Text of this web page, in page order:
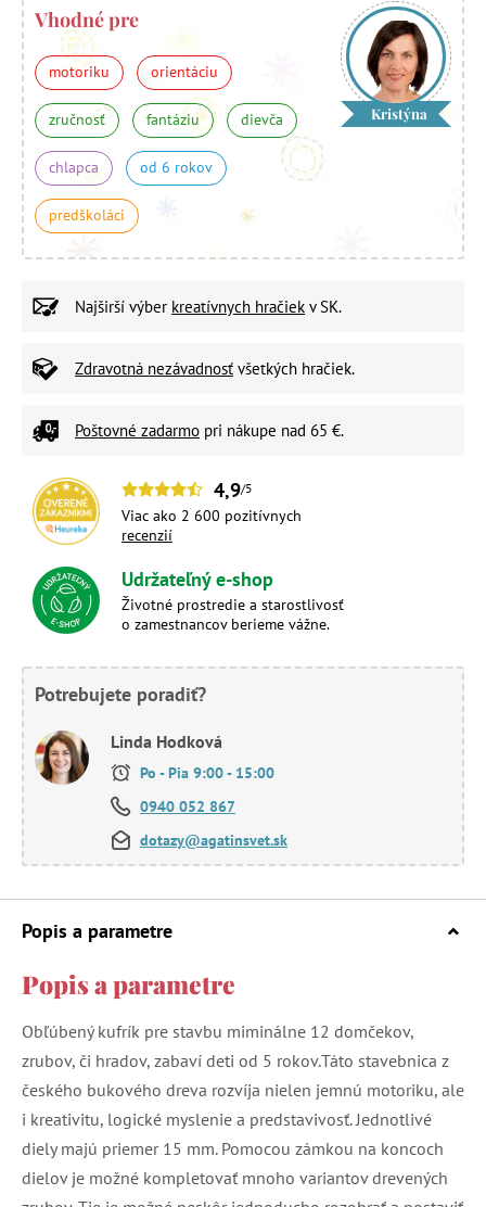
Vhodné pre
motoriku orientáciu
zručnosť fantáziu dievča
chlapca od 6 rokov
predškoláci
Kristýna
Najširší výber kreatívnych hračiek v SK.
Zdravotná nezávadnosť všetkých hračiek.
Poštovné zadarmo pri nákupe nad 65 €.
4,9/5
Viac ako 2 600 pozitívnych
recenzií
Udržateľný e-shop
Životné prostredie a starostlivosť
o zamestnancov berieme vážne.
Potrebujete poradiť?
Linda Hodková
Po - Pia 9:00 - 15:00
0940 052 867
dotazy@agatinsvet.sk
Popis a parametre
Popis a parametre
Obľúbený kufrík pre stavbu miminálne 12 domčekov,
zrubov, či hradov, zabaví deti od 5 rokov.Táto stavebnica z
českého bukového dreva rozvíja nielen jemnú motoriku, ale
i kreativitu, logické myslenie a predstavivosť. Jednotlivé
diely majú priemer 15 mm. Pomocou zámkou na koncoch
dielov je možné kompletovať mnoho variantov drevených